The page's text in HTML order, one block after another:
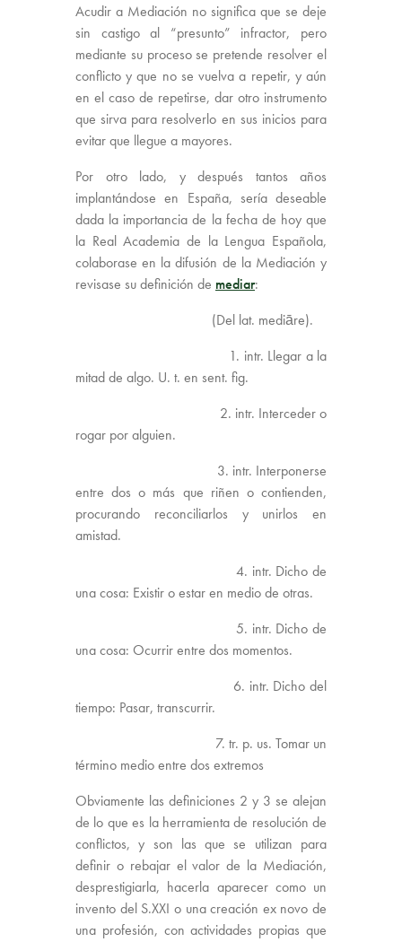
Acudir a Mediación no significa que se deje
sin castigo al “presunto” infractor, pero
mediante su proceso se pretende resolver el
conflicto y que no se vuelva a repetir, y aún
en el caso de repetirse, dar otro instrumento
que sirva para resolverlo en sus inicios para
evitar que llegue a mayores.
Por otro lado, y después tantos años
implantándose en España, sería deseable
dada la importancia de la fecha de hoy que
la Real Academia de la Lengua Española,
colaborase en la difusión de la Mediación y
revisase su definición de mediar:
(Del lat. mediāre).
1. intr. Llegar a la
mitad de algo. U. t. en sent. fig.
2. intr. Interceder o
rogar por alguien.
3. intr. Interponerse
entre dos o más que riñen o contienden,
procurando reconciliarlos y unirlos en
amistad.
4. intr. Dicho de
una cosa: Existir o estar en medio de otras.
5. intr. Dicho de
una cosa: Ocurrir entre dos momentos.
6. intr. Dicho del
tiempo: Pasar, transcurrir.
7. tr. p. us. Tomar un
término medio entre dos extremos
Obviamente las definiciones 2 y 3 se alejan
de lo que es la herramienta de resolución de
conflictos, y son las que se utilizan para
definir o rebajar el valor de la Mediación,
desprestigiarla, hacerla aparecer como un
invento del S.XXI o una creación ex novo de
una profesión, con actividades propias que